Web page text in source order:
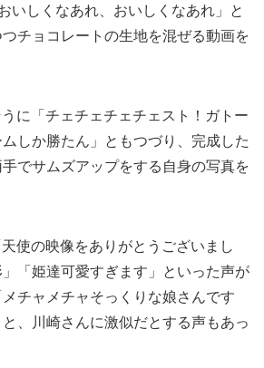
いしくなあれ、おいしくなあれ」と
チョコレートの生地を混ぜる動画を
に「チェチェチェチェスト！ガトー
しか勝たん」ともつづり、完成した
でサムズアップをする自身の写真を
使の映像をありがとうございまし
「姫達可愛すぎます」といった声が
チャメチャそっくりな娘さんです
、川崎さんに激似だとする声もあっ